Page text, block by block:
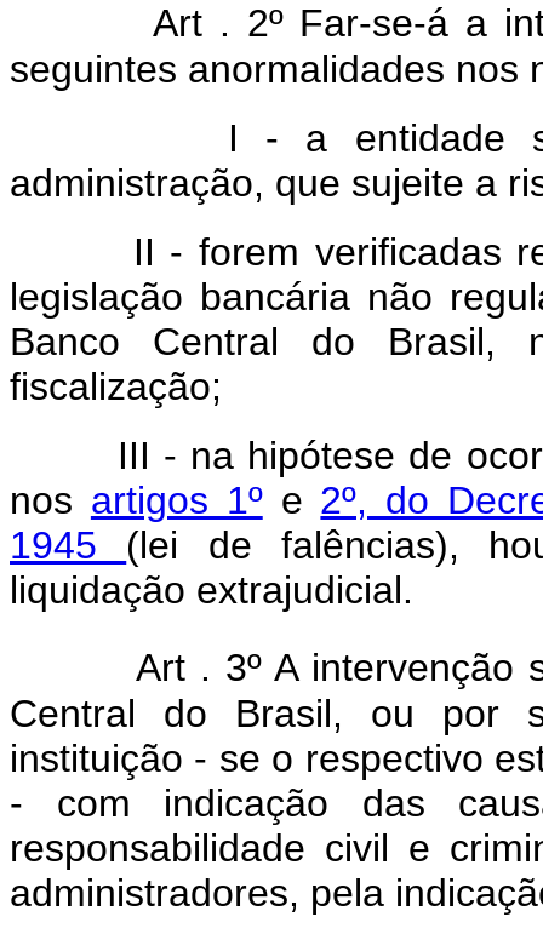
Art . 2º Far-se-á a
seguintes anormalidades nos
I - a entidade sofrer
administração, que sujeite a
II - forem verificadas
legislação bancária não
Banco Central do Brasil,
fiscalização;
III - na hipótese de
nos artigos 1ºe 2º, do
1945 (lei de falências),
liquidação extrajudicial.
Art . 3º A intervenção
Central do Brasil, ou por
instituição - se o respectivo
- com indicação das
responsabilidade civil e
administradores, pela